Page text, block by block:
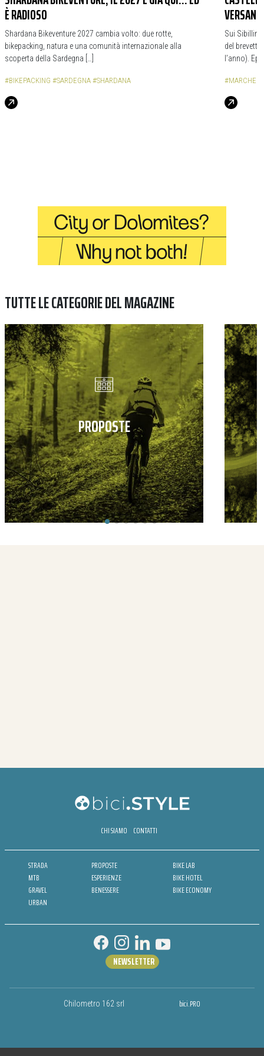
È RADIOSO
Shardana Bikeventure 2027 cambia volto: due rotte,
bikepacking, natura e una comunità internazionale alla
scoperta della Sardegna […]
#BIKEPACKING #SARDEGNA #SHARDANA
Sui Sibillini
del
l’anno).
#MARCHE
TUTTE LE CATEGORIE DEL MAGAZINE
PROPOSTE
CHI SIAMO CONTATTI
STRADA
MTB
GRAVEL
URBAN
PROPOSTE
ESPERIENZE
BENESSERE
BIKE LAB
BIKE HOTEL
BIKE ECONOMY
Chilometro 162 srl bici.PRO
NEWSLETTER